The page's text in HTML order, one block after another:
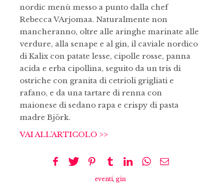
nordic menù messo a punto dalla chef
Rebecca VArjomaa. Naturalmente non
mancheranno, oltre alle aringhe marinate alle
verdure, alla senape e al gin, il caviale nordico
di Kalix con patate lesse, cipolle rosse, panna
acida e erba cipollina, seguito da un tris di
ostriche con granita di cetrioli grigliati e
rafano, e da una tartare di renna con
maionese di sedano rapa e crispy di pasta
madre Björk.
VAI ALL’ARTICOLO >>
eventi, gin